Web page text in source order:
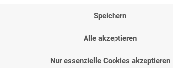
ETIKETTEN
ETIKETTEN
Speichern
Alle akzeptieren
Nur essenzielle Cookies akzeptieren